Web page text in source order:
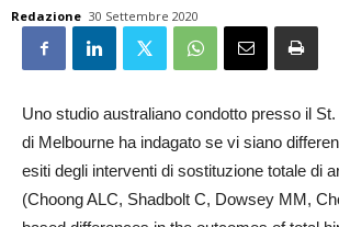
Redazione 30 Settembre 2020
Uno studio australiano condotto presso il St.
di Melbourne ha indagato se vi siano
esiti degli interventi di sostituzione totale di
(Choong ALC, Shadbolt C, Dowsey MM,